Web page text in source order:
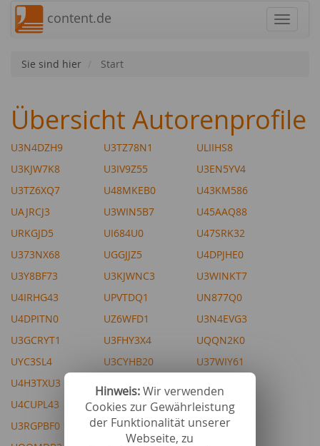
Hinweis:Wir verwenden
Cookies zur Gewährleistung
der Funktionalität unserer
Webseite, zu
content.de
Sie sind hier Start
Übersicht Autorenprofile
U3N4DZH9
U3KJW7K8
U3TZ6XQ7
UAJRCJ3
URKGJD5
U373NX68
U3Y8BF73
U4IRHG43
U4DPITN0
U3GCRYT1
UYC3SL4
U4H3TXU3
U4CUPL43
U3RGPBF0
U3TZ78N1
U3IV9Z55
U48MKEB0
U3WIN5B7
UI684U0
UGGJJZ5
U3KJWNC3
UPVTDQ1
UZ6WFD1
U3FHY3X4
U3CYHB20
U3NX8VE7
USFBBQ4
U3DTBMA4
ULIIHS8
U3EN5YV4
U43KM586
U45AAQ88
U47SRK32
U4DPJHE0
U3WINKT7
UN877Q0
U3N4EVG3
UQQN2K0
U37WIY61
USFBLR3
U4BZW2L4